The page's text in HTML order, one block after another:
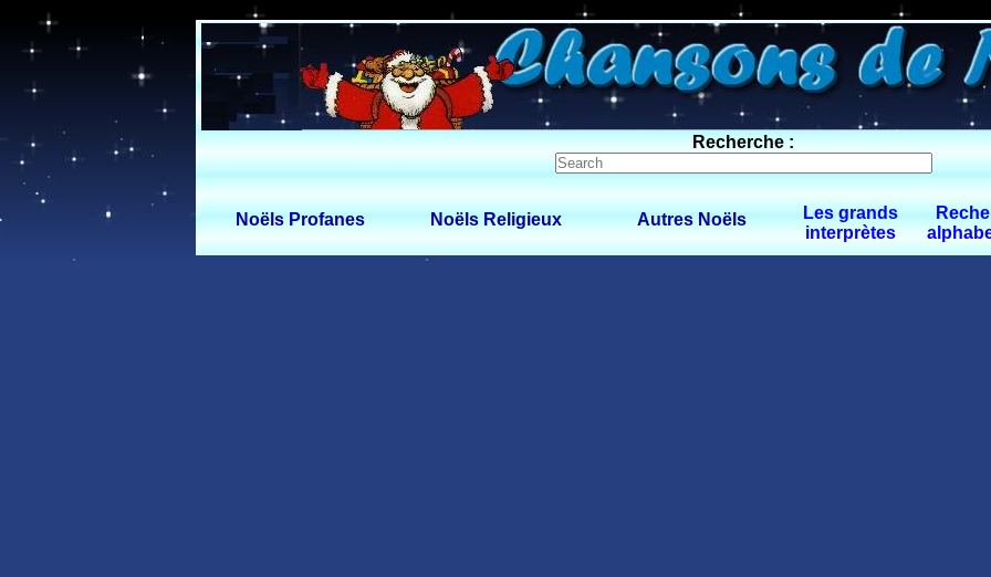
0 $limitbot 1 $limittot 2
Recherche :
Noëls Profanes Noëls Religieux Autres Noëls
Les grands
interprètes